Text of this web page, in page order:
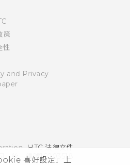
喜好設定」上
策
性
and Privacy
HTC 法律文件
| 統一編號16003518